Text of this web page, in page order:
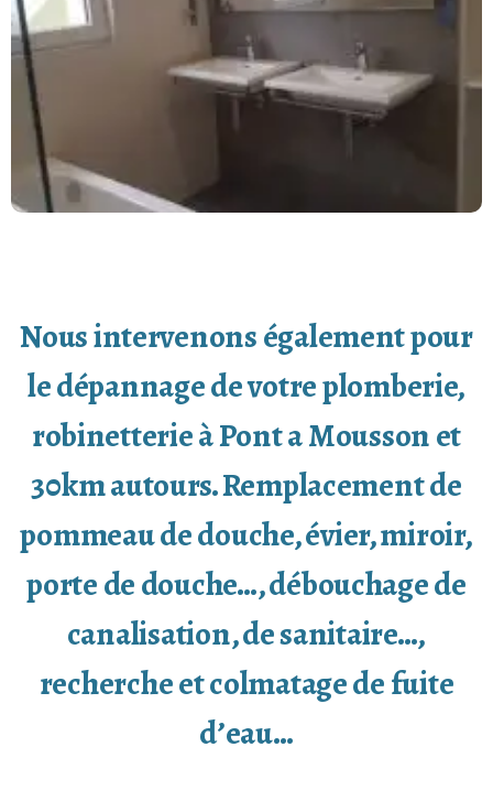
Nous intervenons également pour
le dépannage de votre plomberie,
robinetterie à Pont a Mousson et
30km autours. Remplacement de
pommeau de douche, évier, miroir,
porte de douche…, débouchage de
canalisation, de sanitaire…,
recherche et colmatage de fuite
d’eau…